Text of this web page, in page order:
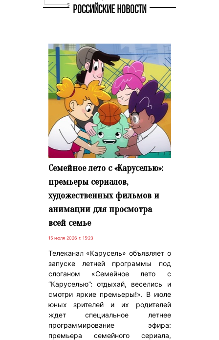
2 - 4РОССИЙСКИЕ НОВОСТИ
Семейное лето с «Каруселью»:
премьеры сериалов,
художественных фильмов и
анимации для просмотра
всей семье
15 июля 2026 г. 15:23
Телеканал «Карусель» объявляет о
запуске летней программы под
слоганом «Семейное лето с
“Каруселью”: отдыхай, веселись и
смотри яркие премьеры!». В июле
юных зрителей и их родителей
ждет специальное летнее
программирование эфира:
премьера семейного сериала,